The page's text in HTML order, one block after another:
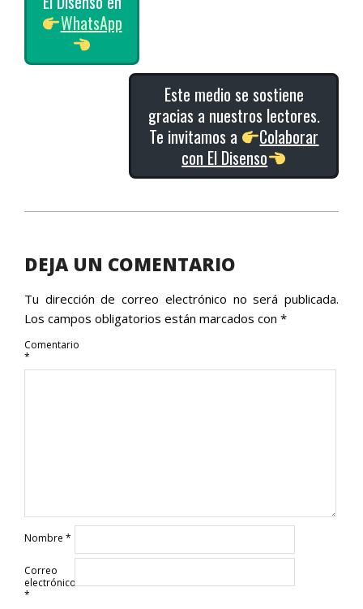
WhatsApp
Este medio se sostiene
gracias a nuestros lectores.
Te invitamos a
Colaborar
con El Disenso
28
DEJA UN COMENTARIO
Tu dirección de correo electrónico no será publicada.
Los campos obligatorios están marcados con *
Comentario
*
Nombre *
Correo
electrónico
*